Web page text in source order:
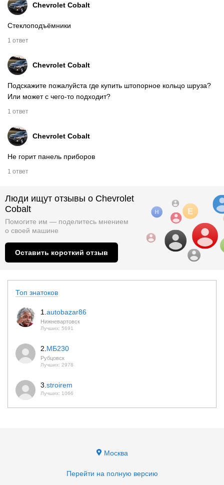
Chevrolet Cobalt
Стеклоподъёмники
1 ответ
Chevrolet Cobalt
Подскажите пожалуйста где купить штопорное кольцо шруза?
Или может с чего-то подходит?
1 ответ
Chevrolet Cobalt
Не горит панель приборов
1 ответ
Люди ищут отзывы о Chevrolet
Cobalt
Помогите им — поделитесь мнением
о своей машине
Оставить короткий отзыв
Топ знатоков
1. autobazar86
Нижневартовск
Лучших: 5691
2. МБ230
Рубцовск
Лучших: 2978
3. stroirem
Лучших: 1066
Москва
Перейти на полную версию